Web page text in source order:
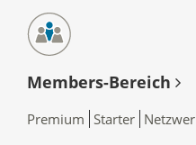
Members-Bereich
Premium Starter